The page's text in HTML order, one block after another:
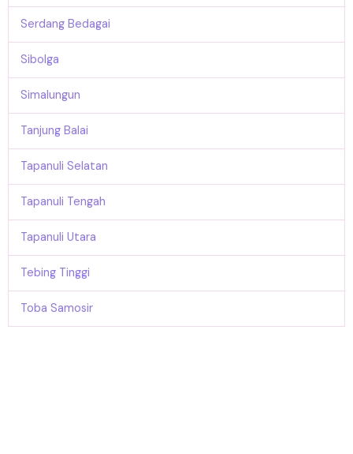
Serdang Bedagai
Sibolga
Simalungun
Tanjung Balai
Tapanuli Selatan
Tapanuli Tengah
Tapanuli Utara
Tebing Tinggi
Toba Samosir